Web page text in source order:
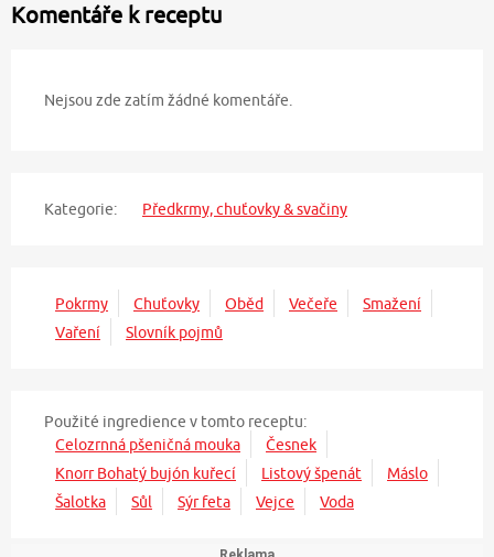
Komentáře k receptu
Nejsou zde zatím žádné komentáře.
Kategorie: Předkrmy, chuťovky & svačiny
Pokrmy Chuťovky Oběd Večeře
Smažení
Vaření
Slovník pojmů
Použité ingredience v tomto receptu:
Celozrnná pšeničná mouka
Česnek
Knorr Bohatý bujón kuřecí
Listový špenát
Máslo
Šalotka
Sůl Sýr feta Vejce Voda